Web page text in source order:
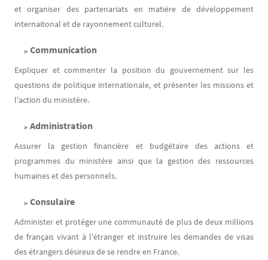
et organiser des partenariats en matière de développement
internaitonal et de rayonnement culturel.
Communication
Expliquer et commenter la position du gouvernement sur les
questions de politique internationale, et présenter les missions et
l'action du ministère.
Administration
Assurer la gestion financière et budgétaire des actions et
programmes du ministère ainsi que la gestion des ressources
humaines et des personnels.
Consulaire
​Administer et protéger une communauté de plus de deux millions
de français vivant à l'étranger et instruire les demandes de visas
des étrangers désireux de se rendre en France.